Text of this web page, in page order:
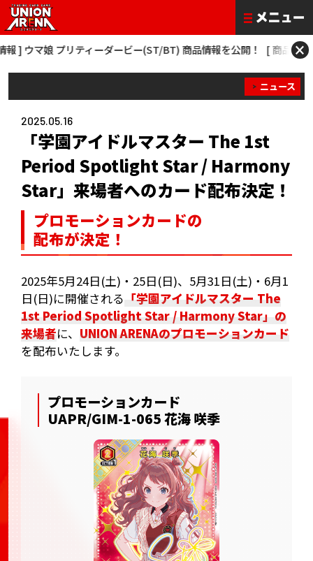
マ娘 プリティーダービー(ST/BT) 商品情報を公開！ [ 商品情報 ] 僕
×
ニュース
2025.05.16
「学園アイドルマスター The 1st
Period Spotlight Star / Harmony
Star」来場者へのカード配布決定！
プロモーションカードの
配布が決定！
2025年5月24日(土)・25日(日)、5月31日(土)・6月1
日(日)に開催される 「学園アイドルマスター The
1st Period Spotlight Star / Harmony Star」の
来場者に、 UNION ARENAのプロモーションカード
を配布いたします。
プロモーションカード
UAPR/GIM-1-065 花海 咲季